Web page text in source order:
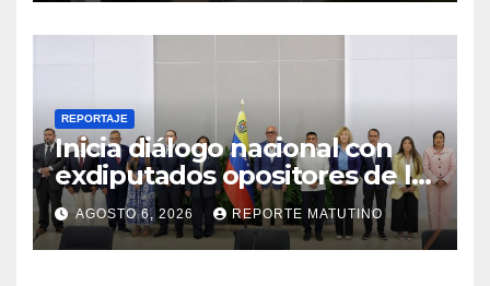
REPORTAJE
Inicia diálogo nacional con
exdiputados opositores de la
AN de 2015
AGOSTO 6, 2026 REPORTE MATUTINO